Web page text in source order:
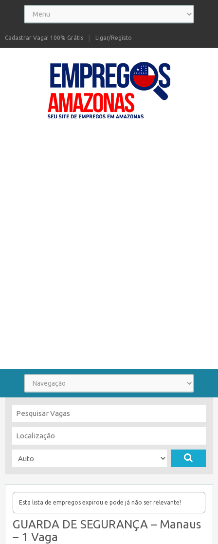
Ligar/Registo
Cadastrar Vaga! 100% Grátis
Esta lista de empregos expirou e pode já não ser relevante!
GUARDA DE SEGURANÇA – Manaus
– 1 Vaga